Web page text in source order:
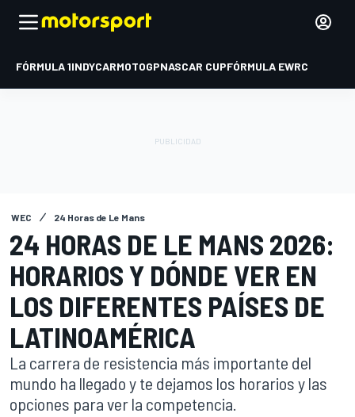
FÓRMULA 1INDYCARMOTOGPNASCAR CUPFÓRMULA EWRC
WEC 24 Horas de Le Mans
24 HORAS DE LE MANS 2026:
HORARIOS Y DÓNDE VER EN
LOS DIFERENTES PAÍSES DE
LATINOAMÉRICA
La carrera de resistencia más importante del
mundo ha llegado y te dejamos los horarios y las
opciones para ver la competencia.